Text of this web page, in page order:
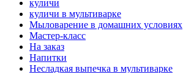
куличи
куличи в мультиварке
Мыловарение в домашних условиях
Мастер-класс
На заказ
Напитки
Несладкая выпечка в мультиварке